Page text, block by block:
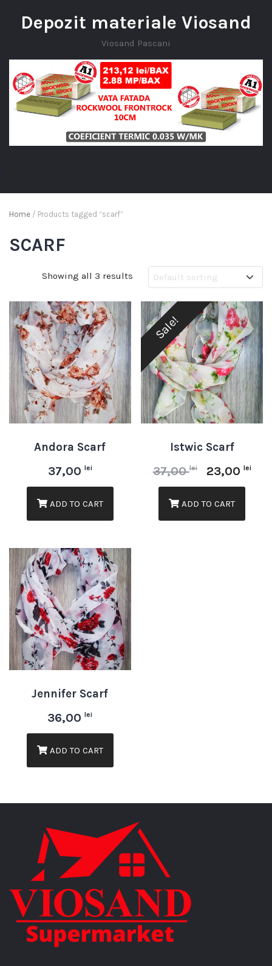
Depozit materiale Viosand
Viosand Pascani
Home / Products tagged “scarf”
SCARF
Showing all 3 results
Andora Scarf
37,00 lei
ADD TO CART
Sale!
Istwic Scarf
37,00lei 23,00 lei
ADD TO CART
Jennifer Scarf
36,00lei
ADD TO CART